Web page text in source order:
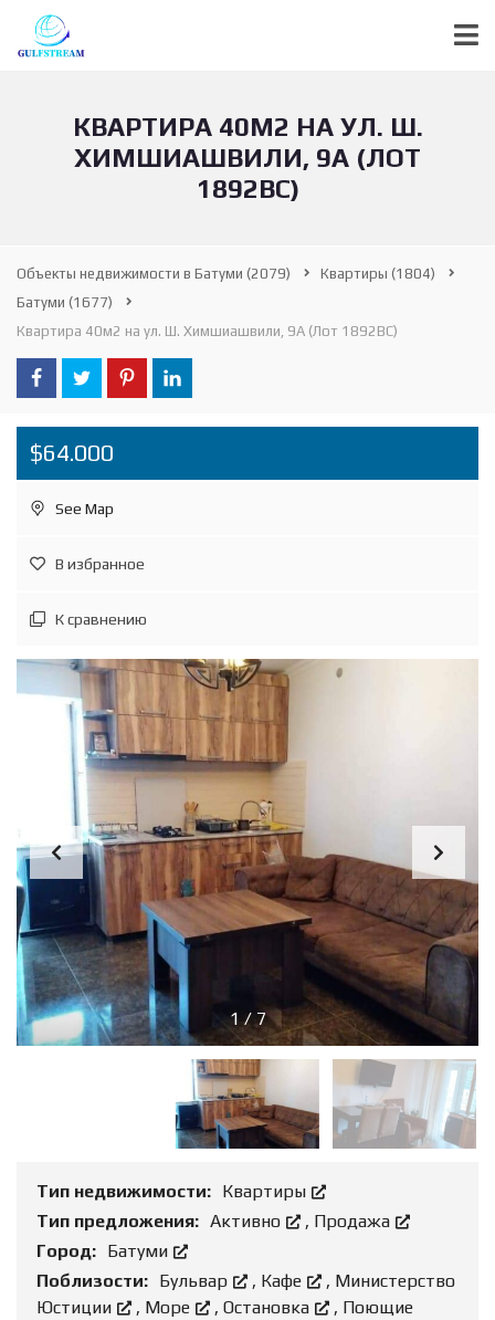
КВАРТИРА 40М2 НА УЛ. Ш.
ХИМШИАШВИЛИ, 9А (ЛОТ
1892ВС)
Объекты недвижимости в Батуми (2079) Квартиры (1804)
Батуми (1677)
Квартира 40м2 на ул. Ш. Химшиашвили, 9А (Лот 1892ВС)
$64.000
See Map
В избранное
К сравнению
1/7
Тип недвижимости: Квартиры
Тип предложения: Активно , Продажа
Город: Батуми
Поблизости: Бульвар , Кафе , Министерство
Юстиции
, Море , Остановка , Поющие